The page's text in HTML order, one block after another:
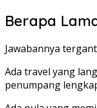
Berapa
Jawabannya
Ada travel yang
penumpang